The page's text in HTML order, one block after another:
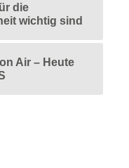
die
wichtig sind
Air – Heute